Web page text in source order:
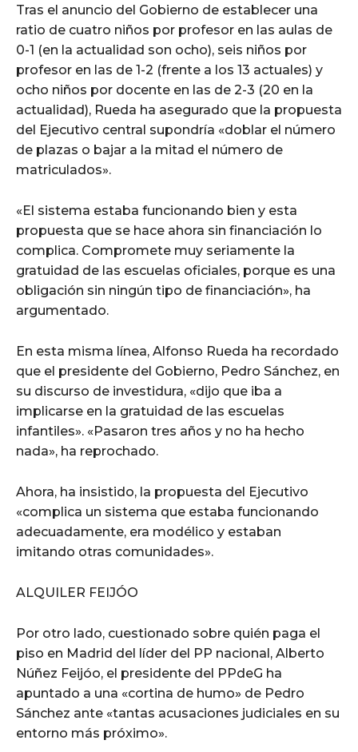
Tras el anuncio del Gobierno de establecer una
ratio de cuatro niños por profesor en las aulas de
0-1 (en la actualidad son ocho), seis niños por
profesor en las de 1-2 (frente a los 13 actuales) y
ocho niños por docente en las de 2-3 (20 en la
actualidad), Rueda ha asegurado que la propuesta
del Ejecutivo central supondría «doblar el número
de plazas o bajar a la mitad el número de
matriculados».
«El sistema estaba funcionando bien y esta
propuesta que se hace ahora sin financiación lo
complica. Compromete muy seriamente la
gratuidad de las escuelas oficiales, porque es una
obligación sin ningún tipo de financiación», ha
argumentado.
En esta misma línea, Alfonso Rueda ha recordado
que el presidente del Gobierno, Pedro Sánchez, en
su discurso de investidura, «dijo que iba a
implicarse en la gratuidad de las escuelas
infantiles». «Pasaron tres años y no ha hecho
nada», ha reprochado.
Ahora, ha insistido, la propuesta del Ejecutivo
«complica un sistema que estaba funcionando
adecuadamente, era modélico y estaban
imitando otras comunidades».
ALQUILER FEIJÓO
Por otro lado, cuestionado sobre quién paga el
piso en Madrid del líder del PP nacional, Alberto
Núñez Feijóo, el presidente del PPdeG ha
apuntado a una «cortina de humo» de Pedro
Sánchez ante «tantas acusaciones judiciales en su
entorno más próximo».